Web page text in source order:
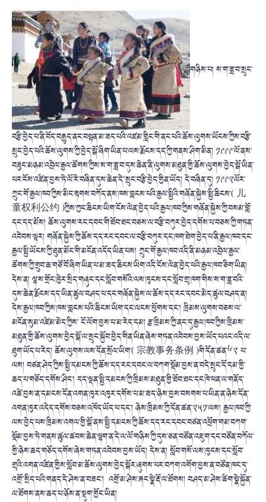
གཉིས་པ། ས་ག་ཟླ་བ་སྲུང་
བརྩི་བྱེད་པ་ནི་བོད་བརྒྱུད་ནང་བསྟན་མ་ཟད་པའི་འཛམ་གླིང་གི་ནང་པའི་ཆོས་ལུགས་ཡོངས་ཀྱིས་བརྩི་
སྲུང་བྱེད་པའི་ཆོས་ལུགས་ཀྱི་བྱེད་སྒོ་ཞིག་ཡིན་པ་ལས་རྨོངས་དད་ཀྱི་གནས་ཤིག་མིན། ༡༩༩༩་ལོ་ནས་
བཟུང་མཉམ་འབྲེལ་རྒྱལ་ཚོགས་ཀྱིས་ས་ག་ཟླ་བ་དུས་ཆེན་ནི་ལུགས་མཐུན་གྱི་ཆོས་ལུགས་བྱེད་སྒོ་ཡིན་
པར་ངོས་འཛིན་བྱས་ཏེ་ལོ་རེ་བཞིན་དུས་ཆེན་དེ་་སྲུང་བརྩི་བྱེད་གྱིན་ཡོད། དེ་བཞིན་དུ། ༡༩༩༢ལོར་
ཀྲུང་གོ་རྒྱལ་ཁབ་ཀྱིས་མིང་རྟགས་བཀོད་ནས་ཁས་བླངས་པའི་རྒྱལ་སྤྱིའི་གཞོན་སྐྱེས་སྤྱི་ཆིངས་( 儿
童权利公约 )ཀྱིས་ཀྱང་ཆིངས་ཡིག་ངོས་ལེན་བྱེད་པའི་རྒྱལ་ཁབ་ཀྱིས་གཞོན་སྐྱེས་ཀྱི་བསམ་བློ་
དང་དད་མོས། ཆོས་ལུགས་རང་དབང་གི་ཐོབ་ཐང་བཅས་ལ་བརྩི་བཀུར་བྱེད་དགོས་པ་བཅས་ཀྱི་གཏན་
འབེབས་ལྟར། གཞོན་སྐྱེས་ཀྱི་ཆོས་དད་རང་དབང་ལ་བརྩི་བཀུར་དང་ཁག་ཐེག་བྱེད་པ་ནི་རྒྱལ་ཁབ་དང་
རྒྱལ་སྤྱི་ཡོངས་ཀྱི་ཐུན་མོང་གི་མངོན་འདོད་ཡིན་པས། ཀྲུང་གོ་རྒྱལ་ཁབ་འདི་ནི་མཉམ་འབྲེལ་རྒྱལ་
ཚོགས་ཀྱི་གྲུབ་ཆ་གཙོ་བོ་ཞིག་ཡིན་པ་མ་ཟད་ཆིངས་ཡིག་འདི་ངོས་ལེན་བྱེད་པའི་རྒྱལ་ཁབ་ཅིག་ཡིན།
དེས་ན། ལྷ་ས་གྲོང་ཁྱེར་སྲིད་གཞུང་དང་སློབ་གསོའི་ལས་ཁུངས་དང་སློབ་གྲྭ་ཁག་གིས་ས་ག་ཟླ་བའི་
དུས་ཆེན་རྨོངས་དད་ཡིན་ཚུལ་བཤད་པ་དང་གཞོན་སྐྱེས་ལ་ཆོས་དད་རང་དབང་མེད་ཚུལ་བཤད་ན།
དེས་རྒྱལ་ཁབ་ཀྱིས་ཁས་བླངས་པའི་ཆིངས་ཡིག་དང་ལངས་ཕྱོགས་དང་། ཁྲིམས་ལུགས་བཅས་ལ་
མངོན་སུམ་འཛེམ་མེད་ཀྱིས་ ངོ་ལོག་བྱས་པ་མ་རེད་དམ། རྩ་ཁྲིམས་ཀྱི་ནང་དུ་རྒྱལ་ཁབ་ཀྱིས་ཁྲིམས་
མཐུན་གྱི་ཆོས་ལུགས་བྱེད་སྒོ་ལ་སྲུང་སྐྱོབ་བྱེད་གིན་ཡིན་ཞེས་གཏན་འབེབས་བྱས་ཡོད་པའང་འདི་ལ་
ཐུག་ཡོད་པ་རེད། ཆོས་ལུགས་ལས་དོན་སྲོལ་ཡིག་( 宗教事务条例 )གི་དོན་ཚན་༦༢ པ་
ལས། བཙན་ཤེད་ཀྱིས་སྤྱི་དམངས་ཀྱི་ཆོས་དད་རང་དབང་ལ་བཀག་སྡོམ་བྱས་ན་བདེ་སྲུང་དོ་དམ་གྱི་
ཆད་པ་གཅོད་དགོས་ཤིང་། དད་ལྡན་སྤྱི་དམངས་ཀྱི་ཁྲིམས་མཐུན་གྱི་ཐོབ་ཐང་དང་ཁེ་ཕན་ལ་གནོད་
འཚེ་བྱས་ན་དམངས་དོན་འགན་ཁུར་འཁུར་དགོས་པ་མ་ཟད་ཉེས་བྱས་བསགས་པ་ཡིན་ན་ཉེས་དོན་
འགན་ཁུར་འདེད་དགོས་བཅས་འཁོད་ཡོད་པ་དང་། ཉེས་ཁྲིམས་ཀྱི་དོན་ཚན་༢༥༡་ལས། རྒྱལ་ཁབ་ཀྱི་
ལས་བྱེད་པས་ཁྲིམས་འགལ་གྱི་སྒོ་ནས་སྤྱི་དམངས་ཀྱི་ཆོས་དད་རང་དབང་བཙན་འཕྲོག་གམ་བཀག་
སྡོམ་བྱས་ཏེ་གནས་ཚུལ་ཚབས་ཆེན་ལྷག་ན་དེ་ལ་ལོ་གཉིས་ཀྱི་དུས་ཅན་བཙོན་འཇུག་དང་བཙོན་བཀོལ་
གྱི་ཉེས་ཆད་གཅོད་དགོས་ཞེས་གཏན་འབེབས་བྱས་ཡོད། དེས་ན། སློབ་གསོ་ལས་ཁུངས་དང་སློབ་
གྲྭའི་འགན་འཛིན་གྱིས་སློབ་མ་ཆོས་ལུགས་བྱེད་སྒོར་ཞུགས་པར་བཀག་འགོག་བྱས་ན་བཙོན་ཁང་དུ་
འགྲོ་་སྲིད་པའི་གནད་དེ་ཤེས་ན་བཟང་། འགྲོ་མ་ཤེས་རྐང་སྣེ་རྡོ་ལ་ཐོགས། བཤད་མ་ཤེས་ཚིག་སྣེ་སྐྱོན་
ལ་ཐོགས་ནས་ཆད་པ་ཉོས་ན་སྡུག་གྱོང་ཡིན།